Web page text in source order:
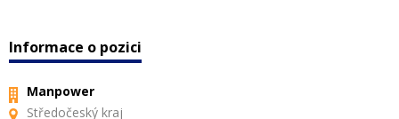
Informace o pozici
Manpower
Středočeský kraj